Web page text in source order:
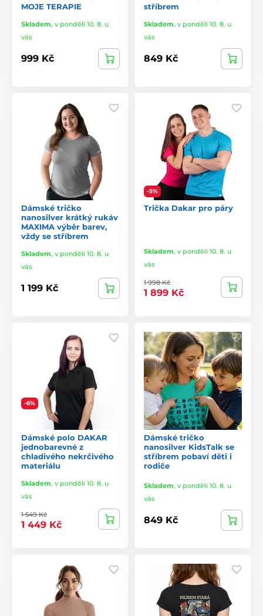
MOJE TERAPIE
Skladem, v pondělí 10. 8. u
vás
999 Kč
stříbrem
Skladem, v pondělí 10. 8. u
vás
849 Kč
Dámské tričko
nanosilver krátký rukáv
MAXIMA výběr barev,
vždy se stříbrem
Skladem, v pondělí 10. 8. u
vás
1 199 Kč
-5%
Trička Dakar pro páry
Skladem, v pondělí 10. 8. u
vás
1 998 Kč
1 899 Kč
-6%
Dámské polo DAKAR
jednobarevné z
chladivého nekrčivého
materiálu
Skladem, v pondělí 10. 8. u
vás
1 549 Kč
1 449 Kč
Dámské tričko
nanosilver KidsTalk se
stříbrem pobaví děti i
rodiče
Skladem, v pondělí 10. 8. u
vás
849 Kč